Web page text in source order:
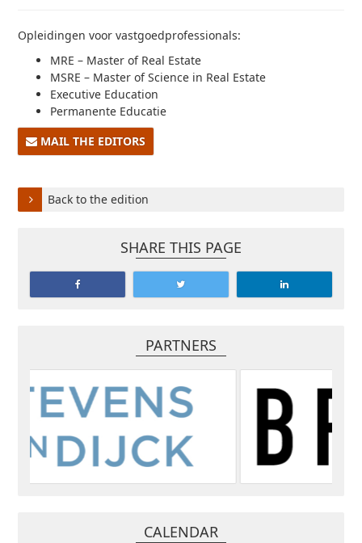
Opleidingen voor vastgoedprofessionals:
MRE – Master of Real Estate
MSRE – Master of Science in Real Estate
Executive Education
Permanente Educatie
MAIL THE EDITORS
Back to the edition
SHARE THIS PAGE
PARTNERS
CALENDAR